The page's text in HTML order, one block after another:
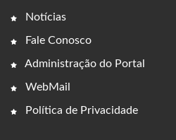
Notícias
Fale Conosco
Administração do Portal
WebMail
Política de Privacidade